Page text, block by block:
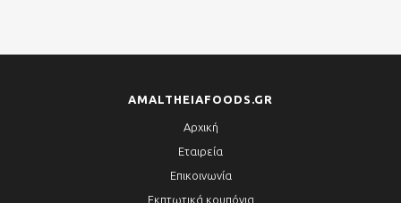
AMALTHEIAFOODS.GR
Αρχική
Εταιρεία
Επικοινωνία
Εκπτωτικά κουπόνια